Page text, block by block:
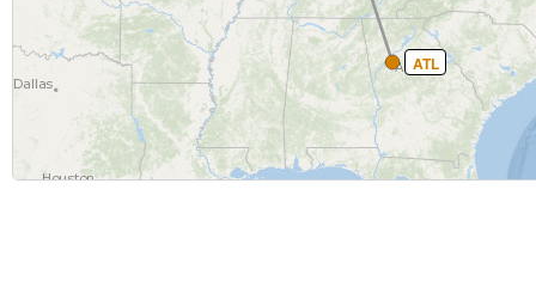
ATL